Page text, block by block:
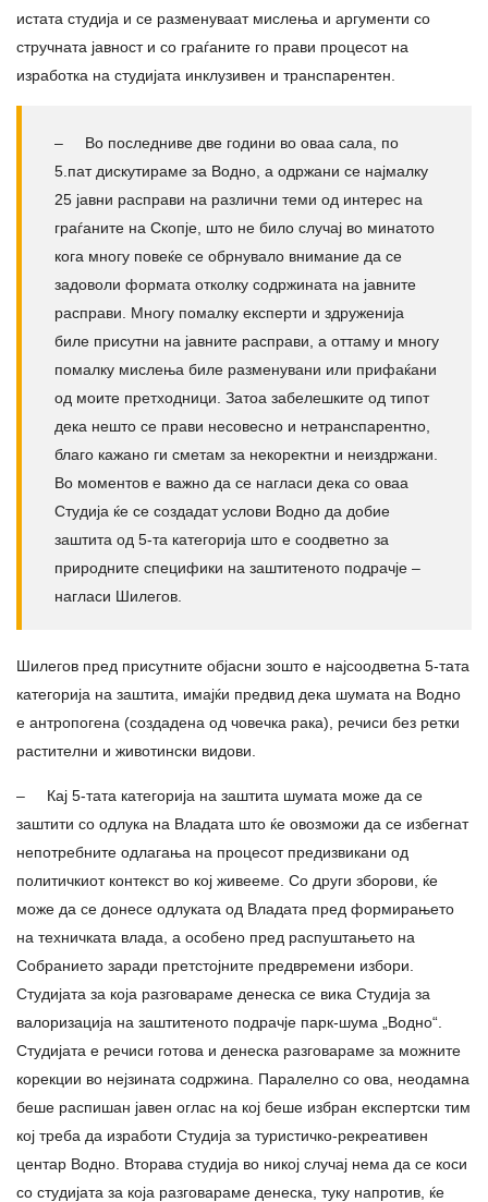
истата студија и се разменуваат мислења и аргументи со
стручната јавност и со граѓаните го прави процесот на
изработка на студијата инклузивен и транспарентен.
– Во последниве две години во оваа сала, по
5.пат дискутираме за Водно, а одржани се најмалку
25 јавни расправи на различни теми од интерес на
граѓаните на Скопје, што не било случај во минатото
кога многу повеќе се обрнувало внимание да се
задоволи формата отколку содржината на јавните
расправи. Многу помалку експерти и здруженија
биле присутни на јавните расправи, а оттаму и многу
помалку мислења биле разменувани или прифаќани
од моите претходници. Затоа забелешките од типот
дека нешто се прави несовесно и нетранспарентно,
благо кажано ги сметам за некоректни и неиздржани.
Во моментов е важно да се нагласи дека со оваа
Студија ќе се создадат услови Водно да добие
заштита од 5-та категорија што е соодветно за
природните специфики на заштитеното подрачје –
нагласи Шилегов.
Шилегов пред присутните објасни зошто е најсоодветна 5-тата
категорија на заштита, имајќи предвид дека шумата на Водно
е антропогена (создадена од човечка рака), речиси без ретки
растителни и животински видови.
– Кај 5-тата категорија на заштита шумата може да се
заштити со одлука на Владата што ќе овозможи да се избегнат
непотребните одлагања на процесот предизвикани од
политичкиот контекст во кој живееме. Со други зборови, ќе
може да се донесе одлуката од Владата пред формирањето
на техничката влада, а особено пред распуштањето на
Собранието заради претстојните предвремени избори.
Студијата за која разговараме денеска се вика Студија за
валоризација на заштитеното подрачје парк-шума „Водно“.
Студијата е речиси готова и денеска разговараме за можните
корекции во нејзината содржина. Паралелно со ова, неодамна
беше распишан јавен оглас на кој беше избран експертски тим
кој треба да изработи Студија за туристичко-рекреативен
центар Водно. Вторава студија во никој случај нема да се коси
со студијата за која разговараме денеска, туку напротив, ќе